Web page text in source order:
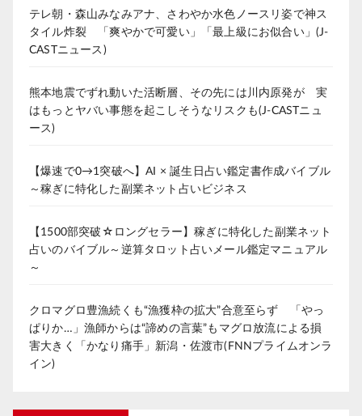
テレ朝・森山みなみアナ、さわやか水色ノースリ姿で神ス
タイル炸裂 「爽やかで可愛い」「最上級にお似合い」(J-
CASTニュース)
熊本地震でずれ動いた活断層、その先には川内原発が 実
はもっとヤバい事態を起こしそうなリスクも(J-CASTニュ
ース)
【爆速で0→1突破へ】AI × 誕生日占い鑑定書作成バイブル
～稼ぎに特化した副業ネット占いビジネス
【1500部突破☆ロングセラー】稼ぎに特化した副業ネット
占いのバイブル～逆算タロット占いメール鑑定マニュアル
～
クロマグロ豊漁続くも“漁獲枠の拡大”合意至らず 「やっ
ぱりか…」漁師からは“諦めの言葉”もマグロ放流による損
害大きく「かなり痛手」新潟・佐渡市(FNNプライムオンラ
イン)